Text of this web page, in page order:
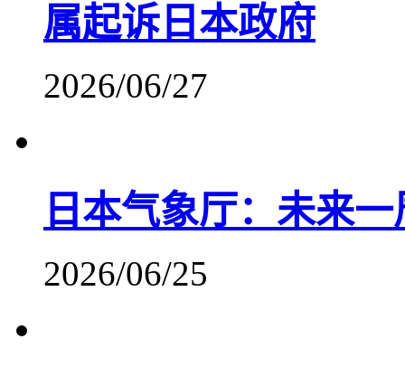
属起诉日本政府
2026/06/27
日本气象厅：未来
2026/06/25